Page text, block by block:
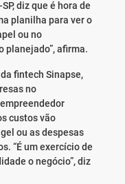
diz que é hora de
planilha para ver o
ou no
planejado”, afirma.
fintech Sinapse,
no
custos vão
ou as despesas
“É um exercício de
o negócio”, diz